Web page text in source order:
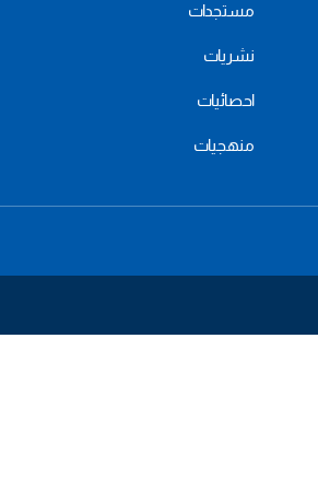
مستجدات
نشريات
احصائيات
منهجيات
menu
bas